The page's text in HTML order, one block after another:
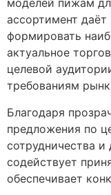
моделей пижам
ассортимент
формировать
актуальное
целевой
требованиям
Благодаря
предложения по
сотрудничества
содействует
обеспечивает